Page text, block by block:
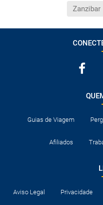
Zanzibar
Guias de Viagem
Afiliados
Aviso Legal Privacidade